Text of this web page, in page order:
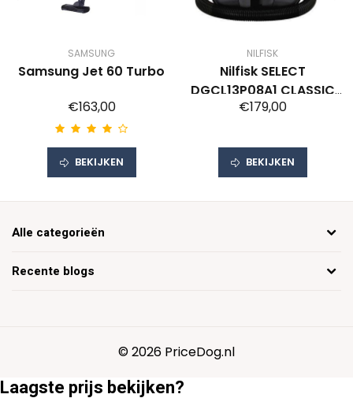
SAMSUNG
Samsung Jet 60 Turbo
€163,00
BEKIJKEN
NILFISK
Nilfisk SELECT
DGCL13P08A1 CLASSIC
Stofzuiger
€179,00
BEKIJKEN
Recente blogs
Alle categorieën
© 2026 PriceDog.nl
Laagste prijs bekijken?